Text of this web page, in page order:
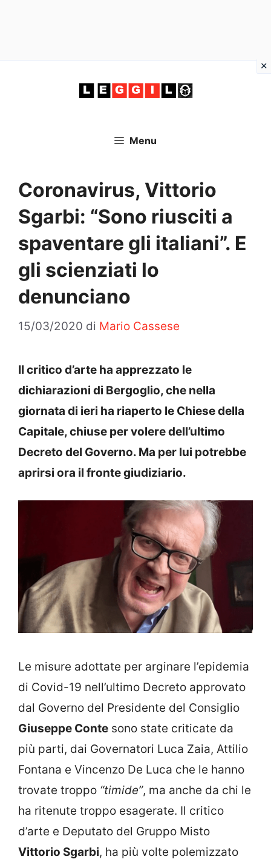
Menu
Coronavirus, Vittorio
Sgarbi: “Sono riusciti a
spaventare gli italiani”. E
gli scienziati lo
denunciano
15/03/2020 di Mario Cassese
Il critico d’arte ha apprezzato le
dichiarazioni di Bergoglio, che nella
giornata di ieri ha riaperto le Chiese della
Capitale, chiuse per volere dell’ultimo
Decreto del Governo. Ma per lui potrebbe
aprirsi ora il fronte giudiziario.
Le misure adottate per arginare l’epidemia
di Covid-19 nell’ultimo Decreto approvato
dal Governo del Presidente del Consiglio
Giuseppe Conte sono state criticate da
più parti, dai Governatori Luca Zaia, Attilio
Fontana e Vincenzo De Luca che le hanno
trovate troppo “timide”, ma anche da chi le
ha ritenute troppo esagerate. Il critico
d’arte e Deputato del Gruppo Misto
Vittorio Sgarbi, ha più volte polemizzato